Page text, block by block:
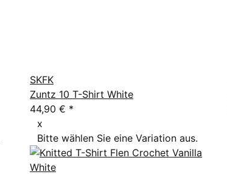
SKFK
Zuntz 10 T-Shirt White
44,90 € *
x
Bitte wählen Sie eine Variation aus.